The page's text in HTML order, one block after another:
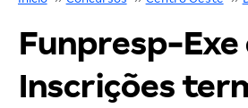
Funpresp-Exe
Inscrições